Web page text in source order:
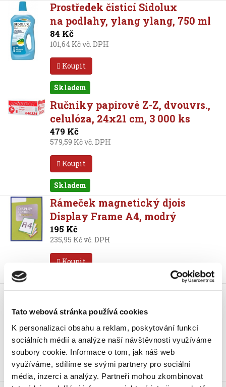
Tato webová stránka používá cookies
K personalizaci obsahu a reklam, poskytování funkcí
sociálních médií a analýze naší návštěvnosti využíváme
soubory cookie. Informace o tom, jak náš web
využíváme, sdílíme se svými partnery pro sociální
média, inzerci a analýzy. Partneři mohou zkombinovat
Prostředek čisticí Sidolux
na podlahy, ylang ylang, 750 ml
84 Kč
101,64 Kč vč. DPH
Koupit
Skladem
Ručníky papírové Z-Z, dvouvrs.,
celulóza, 24x21 cm, 3 000 ks
479 Kč
579,59 Kč vč. DPH
Koupit
Skladem
Rámeček magnetický djois
Display Frame A4, modrý
195 Kč
235,95 Kč vč. DPH
Koupit
Rámeček samolepicí djois Frame,
195 Kč
235,95 Kč vč. DPH
Koupit